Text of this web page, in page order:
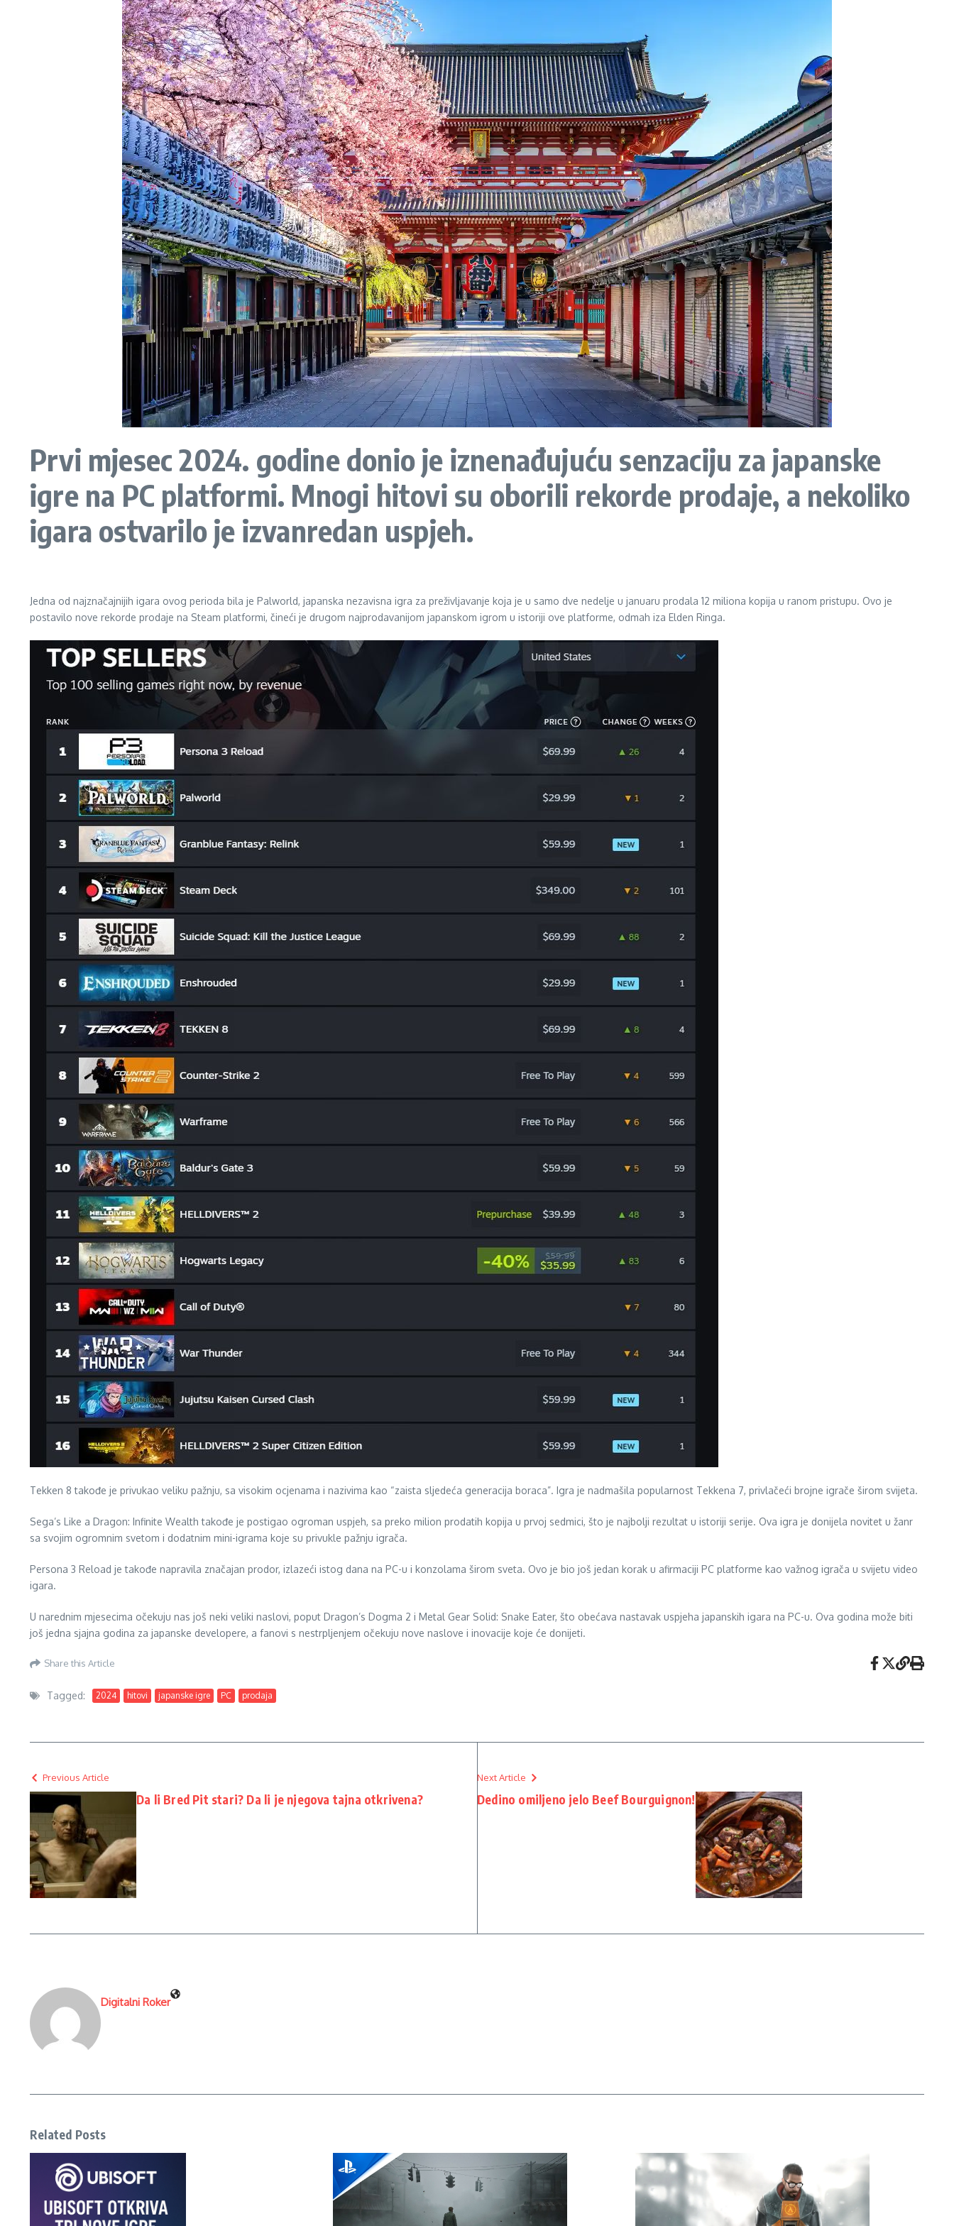
Prvi mjesec 2024. godine donio je iznenađujuću senzaciju za japanske
igre na PC platformi. Mnogi hitovi su oborili rekorde prodaje, a nekoliko
igara ostvarilo je izvanredan uspjeh.
Jedna od najznačajnijih igara ovog perioda bila je Palworld, japanska nezavisna igra za preživljavanje koja je u samo dve nedelje u januaru prodala 12 miliona kopija u ranom pristupu. Ovo je
postavilo nove rekorde prodaje na Steam platformi, čineći je drugom najprodavanijom japanskom igrom u istoriji ove platforme, odmah iza Elden Ringa.
Tekken 8 takođe je privukao veliku pažnju, sa visokim ocjenama i nazivima kao “zaista sljedeća generacija boraca”. Igra je nadmašila popularnost Tekkena 7, privlačeći brojne igrače širom svijeta.
Sega’s Like a Dragon: Infinite Wealth takođe je postigao ogroman uspjeh, sa preko milion prodatih kopija u prvoj sedmici, što je najbolji rezultat u istoriji serije. Ova igra je donijela novitet u žanr
sa svojim ogromnim svetom i dodatnim mini-igrama koje su privukle pažnju igrača.
Persona 3 Reload je takođe napravila značajan prodor, izlazeći istog dana na PC-u i konzolama širom sveta. Ovo je bio još jedan korak u afirmaciji PC platforme kao važnog igrača u svijetu video
igara.
U narednim mjesecima očekuju nas još neki veliki naslovi, poput Dragon’s Dogma 2 i Metal Gear Solid: Snake Eater, što obećava nastavak uspjeha japanskih igara na PC-u. Ova godina može biti
još jedna sjajna godina za japanske developere, a fanovi s nestrpljenjem očekuju nove naslove i inovacije koje će donijeti.
Share this Article
Tagged: 2024 hitovi japanske igre PC prodaja
Previous Article
Da li Bred Pit stari? Da li je njegova tajna otkrivena?
Next Article
Dedino omiljeno jelo Beef Bourguignon!
Digitalni Roker
Related Posts